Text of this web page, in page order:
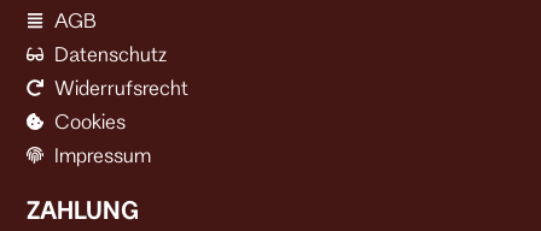
AGB
Datenschutz
Widerrufsrecht
Cookies
Impressum
ZAHLUNG